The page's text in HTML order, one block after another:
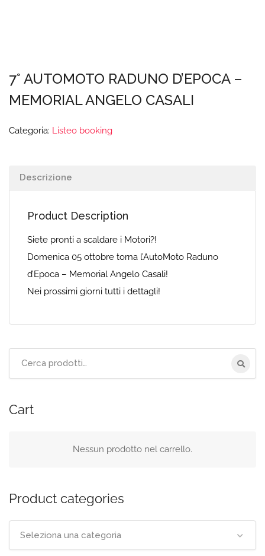
7° AUTOMOTO RADUNO D’EPOCA –
MEMORIAL ANGELO CASALI
Categoria: Listeo booking
Descrizione
Product Description
Siete pronti a scaldare i Motori?!
Domenica 05 ottobre torna l’AutoMoto Raduno
d’Epoca – Memorial Angelo Casali!
Nei prossimi giorni tutti i dettagli!
Cart
Nessun prodotto nel carrello.
Product categories
Seleziona una categoria